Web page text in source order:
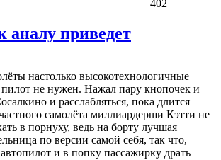
402
аналу приведет
настолько высокотехнологичные
не нужен. Нажал пару кнопочек и
и расслабляться, пока длится
самолёта миллиардерши Кэтти не
в порнуху, ведь на борту лучшая
по версии самой себя, так что,
и в попку пассажирку драть